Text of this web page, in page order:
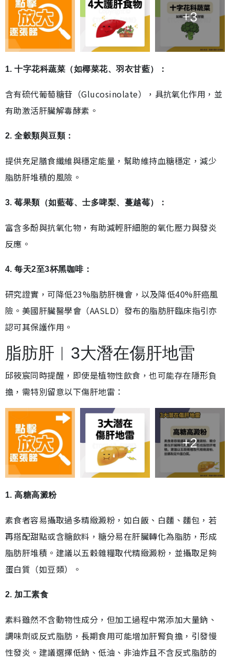
+3
1. 十字花科蔬菜（如椰菜花、羽衣甘藍）：
含有硫代葡萄糖苷（Glucosinolate），具抗氧化作用，並
有助激活肝臟解毒酵素。
2. 全穀類與豆類：
提供充足膳食纖維與穩定能量，幫助維持血糖穩定，減少
脂肪肝堆積的風險。
3. 莓果類（如藍莓、士多啤梨、蔓越莓）：
富含多酚與抗氧化物，有助減輕肝細胞的氧化壓力與發炎
反應。
4. 每天2至3杯黑咖啡：
研究證實，可降低23%脂肪肝機會，以及降低40%肝癌風
險。美國肝臟醫學會（AASLD）發布的脂肪肝臨床指引亦
認可其保護作用。
脂肪肝︱3大潛在傷肝地雷
邱筱宸同時提醒，即使是植物性飲食，也可能存在隱形負
擔，需特別留意以下傷肝地雷：
+2
1. 高糖高澱粉
素食者容易攝取過多精緻澱粉，如白飯、白麵、麵包，若
再搭配甜點或含糖飲料，糖分易在肝臟轉化為脂肪，形成
脂肪肝堆積。建議以五穀雜糧取代精緻澱粉，並攝取足夠
蛋白質（如豆類）。
2. 加工素食
素料雖然不含動物性成分，但加工過程中常添加大量鈉、
調味劑或反式脂肪，長期食用可能增加肝腎負擔，引發慢
性發炎。建議選擇低鈉、低油、非油炸且不含反式脂肪的